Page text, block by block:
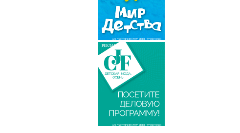
АО "ЭКСПОЦЕНТР" ИНН: 7718033809
РЕКЛАМА
АО "ЭКСПОЦЕНТР" ИНН: 7718033809